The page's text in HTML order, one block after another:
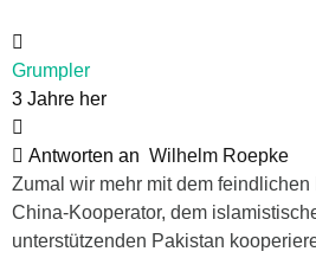
Grumpler
3 Jahre her
Antworten an Wilhelm Roepke
Zumal wir mehr mit dem feindlichen
China-Kooperator, dem
unterstützenden Pakistan